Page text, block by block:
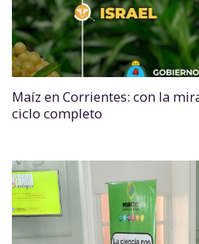
Maíz en Corrientes: con la
ciclo completo